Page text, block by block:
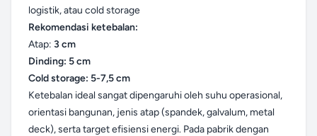
logistik, atau cold storage
Rekomendasi ketebalan:
Atap: 3 cm
Dinding: 5 cm
Cold storage: 5-7,5 cm
Ketebalan ideal sangat dipengaruhi oleh suhu operasional,
orientasi bangunan, jenis atap (spandek, galvalum, metal
deck), serta target efisiensi energi. Pada pabrik dengan